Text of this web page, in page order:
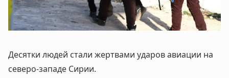
Десятки людей стали жертвами ударов авиации на
северо-западе Сирии.